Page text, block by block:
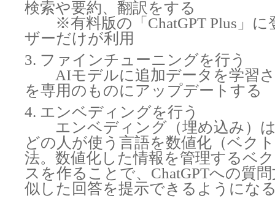
検索や要約、翻訳をする
※有料版の「ChatGPT Plus」に
ザーだけが利用
ファインチューニングを行う
AIモデルに追加データを学習さ
を専用のものにアップデートする
エンベディングを行う
エンベディング（埋め込み）は
どの人が使う言語を数値化（ベク
法。数値化した情報を管理するベ
スを作ることで、ChatGPTへの質
似した回答を提示できるようにな